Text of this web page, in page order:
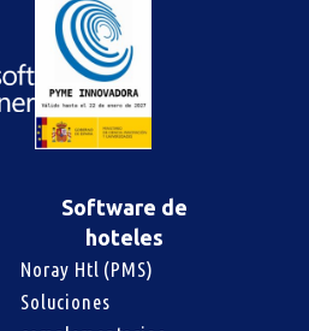
Software de
hoteles
Noray Htl (PMS)
Soluciones